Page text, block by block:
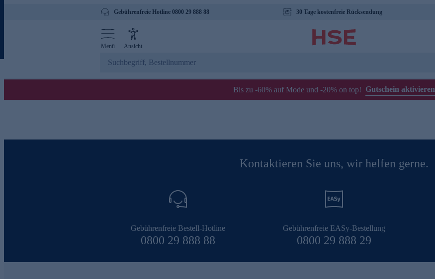
Gebührenfreie Hotline 0800 29 888 88 30 Tage kostenfreie Rücksendung
Menü Ansicht
Bis zu -60% auf Mode und -20% on top! Gutschein aktivieren
Kontaktieren Sie uns, wir helfen gerne.
Gebührenfreie Bestell-Hotline
0800 29 888 88
Gebührenfreie EASy-Bestellung
0800 29 888 29